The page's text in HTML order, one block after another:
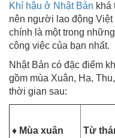
Khí hậu ở Nhật Bản khá
nên người lao động
chính là một trong
công việc của bạn nhất.
Nhật Bản có đặc điểm
gồm mùa Xuân, Hạ,
thời gian sau:
♦ Mùa xuân Từ